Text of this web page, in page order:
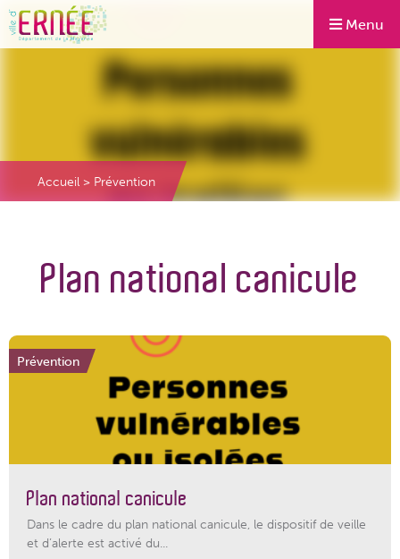
Menu
Accueil > Prévention
Plan national canicule
Prévention
Plan national canicule
Dans le cadre du plan national canicule, le dispositif de veille
et d’alerte est activé du...